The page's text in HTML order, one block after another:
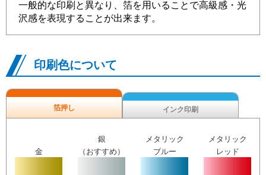
一般的な印刷と異なり、箔を用いることで高級感・光
沢感を表現することが出来ます。
印刷色について
箔押し インク印刷
金
銀
（おすすめ）
メタリック
ブルー
メタリック
レッド